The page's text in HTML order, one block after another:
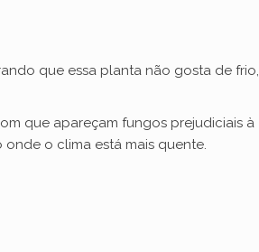
que essa planta não gosta de frio,
que apareçam fungos prejudiciais à
o clima está mais quente.